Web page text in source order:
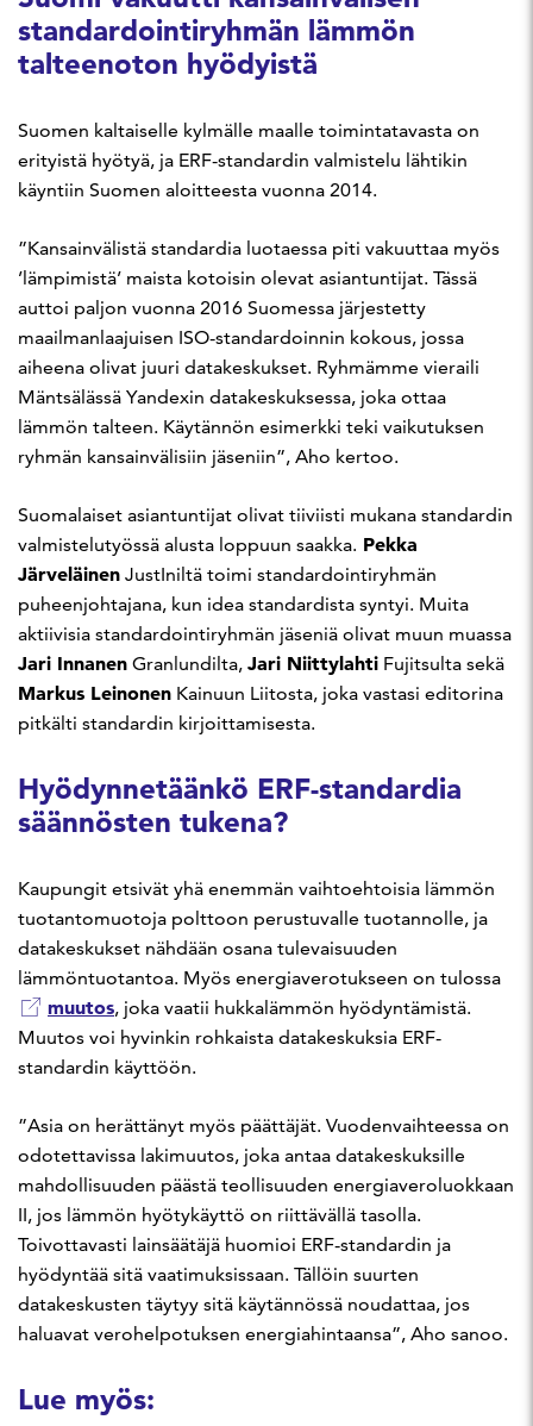
standardointiryhmän lämmön
talteenoton hyödyistä
Suomen kaltaiselle kylmälle maalle toimintatavasta on
erityistä hyötyä, ja ERF-standardin valmistelu lähtikin
käyntiin Suomen aloitteesta vuonna 2014.
”Kansainvälistä standardia luotaessa piti vakuuttaa myös
’lämpimistä’ maista kotoisin olevat asiantuntijat. Tässä
auttoi paljon vuonna 2016 Suomessa järjestetty
maailmanlaajuisen ISO-standardoinnin kokous, jossa
aiheena olivat juuri datakeskukset. Ryhmämme vieraili
Mäntsälässä Yandexin datakeskuksessa, joka ottaa
lämmön talteen. Käytännön esimerkki teki vaikutuksen
ryhmän kansainvälisiin jäseniin”, Aho kertoo.
Suomalaiset asiantuntijat olivat tiiviisti mukana standardin
valmistelutyössä alusta loppuun saakka. Pekka
Järveläinen JustIniltä toimi standardointiryhmän
puheenjohtajana, kun idea standardista syntyi. Muita
aktiivisia standardointiryhmän jäseniä olivat muun muassa
Jari Innanen Granlundilta, Jari Niittylahti Fujitsulta sekä
Markus Leinonen Kainuun Liitosta, joka vastasi editorina
pitkälti standardin kirjoittamisesta.
Hyödynnetäänkö ERF-standardia
säännösten tukena?
Kaupungit etsivät yhä enemmän vaihtoehtoisia lämmön
tuotantomuotoja polttoon perustuvalle tuotannolle, ja
datakeskukset nähdään osana tulevaisuuden
lämmöntuotantoa. Myös energiaverotukseen on tulossa
muutos, joka vaatii hukkalämmön hyödyntämistä.
Muutos voi hyvinkin rohkaista datakeskuksia ERF-
standardin käyttöön.
”Asia on herättänyt myös päättäjät. Vuodenvaihteessa on
odotettavissa lakimuutos, joka antaa datakeskuksille
mahdollisuuden päästä teollisuuden energiaveroluokkaan
II, jos lämmön hyötykäyttö on riittävällä tasolla.
Toivottavasti lainsäätäjä huomioi ERF-standardin ja
hyödyntää sitä vaatimuksissaan. Tällöin suurten
datakeskusten täytyy sitä käytännössä noudattaa, jos
haluavat verohelpotuksen energiahintaansa”, Aho sanoo.
Lue myös: